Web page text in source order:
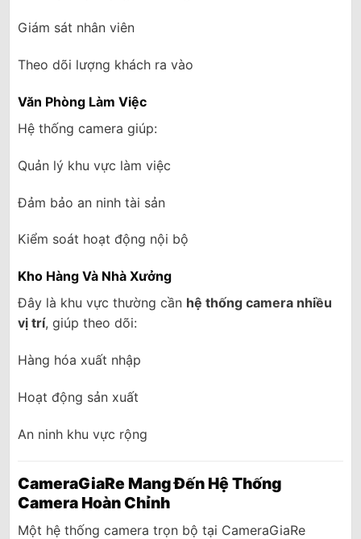
Giám sát nhân viên
Theo dõi lượng khách ra vào
Văn Phòng Làm Việc
Hệ thống camera giúp:
Quản lý khu vực làm việc
Đảm bảo an ninh tài sản
Kiểm soát hoạt động nội bộ
Kho Hàng Và Nhà Xưởng
Đây là khu vực thường cần hệ thống camera nhiều
vị trí, giúp theo dõi:
Hàng hóa xuất nhập
Hoạt động sản xuất
An ninh khu vực rộng
CameraGiaRe Mang Đến Hệ Thống
Camera Hoàn Chỉnh
Một hệ thống camera trọn bộ tại CameraGiaRe